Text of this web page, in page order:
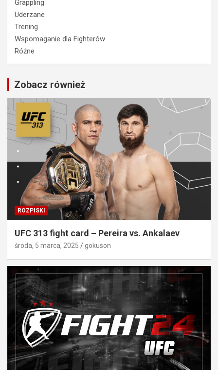
Grappling
Uderzane
Trening
Wspomaganie dla Fighterów
Różne
Zobacz również
ROZPISKI
UFC 313 fight card – Pereira vs. Ankalaev
środa, 5 marca, 2025 gokuson